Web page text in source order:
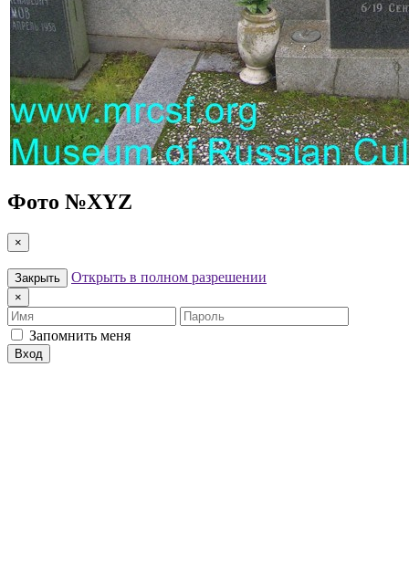
Фото №XYZ
×
Закрыть Открыть в полном разрешении
×
Имя
Пароль
Запомнить меня
Вход